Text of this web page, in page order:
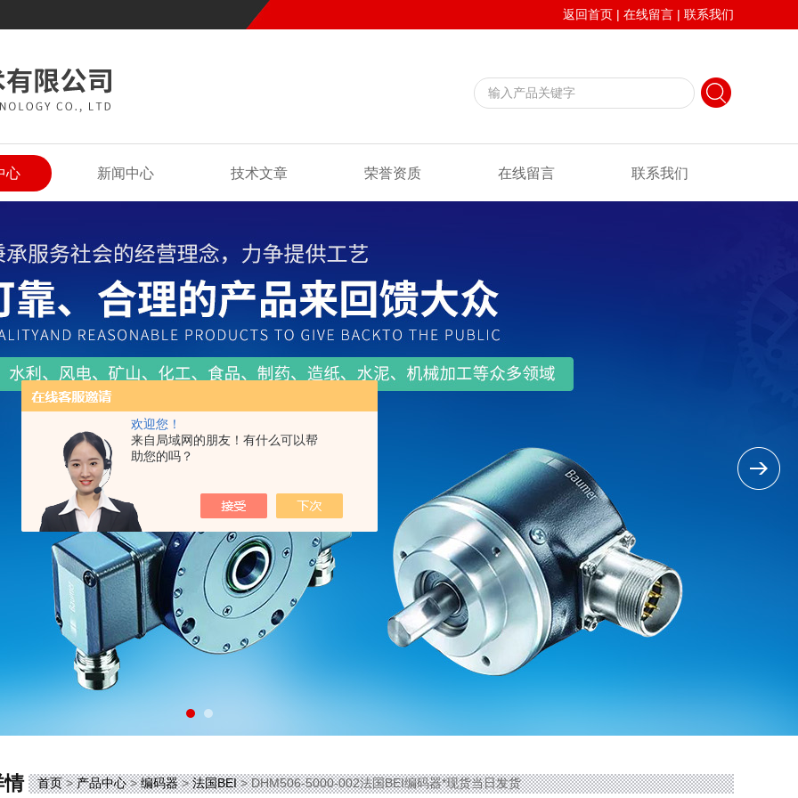
欢迎您！
来自局域网的朋友！有什么可以帮
助您的吗？
返回首页 | 在线留言 | 联系我们
心 新闻中心 技术文章 荣誉资质 在线留言 联系我们
情 首页>产品中心>编码器>法国BEI> DHM506-5000-002法国BEI编码器*现货当日发货